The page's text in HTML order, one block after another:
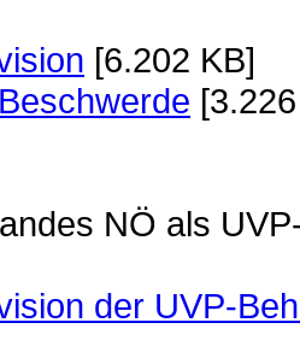
[6.202 KB]
NÖ als
der UVP-